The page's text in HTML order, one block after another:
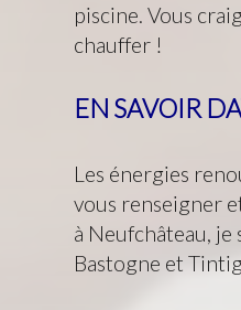
piscine. Vous
chauffer !
EN SAVOIR
Les énergies
vous renseigner
à Neufchâteau,
Bastogne et